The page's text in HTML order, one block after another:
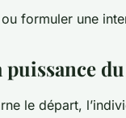
ou formuler une
le départ,